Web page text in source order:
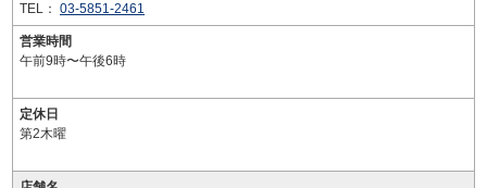
TEL： 03-5851-2461
営業時間
午前9時〜午後6時
定休日
第2木曜